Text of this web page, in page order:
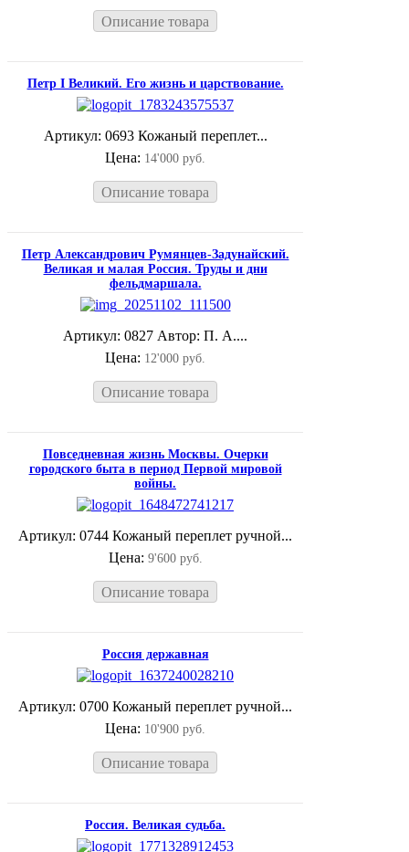
Описание товара
Петр I Великий. Его жизнь и царствование.
Артикул: 0693 Кожаный переплет...
Цена: 14'000 руб.
Описание товара
Петр Александрович Румянцев-Задунайский.
Великая и малая Россия. Труды и дни
фельдмаршала.
Артикул: 0827 Автор: П. А....
Цена: 12'000 руб.
Описание товара
Повседневная жизнь Москвы. Очерки
городского быта в период Первой мировой
войны.
Артикул: 0744 Кожаный переплет ручной...
Цена: 9'600 руб.
Описание товара
Россия державная
Артикул: 0700 Кожаный переплет ручной...
Цена: 10'900 руб.
Описание товара
Россия. Великая судьба.